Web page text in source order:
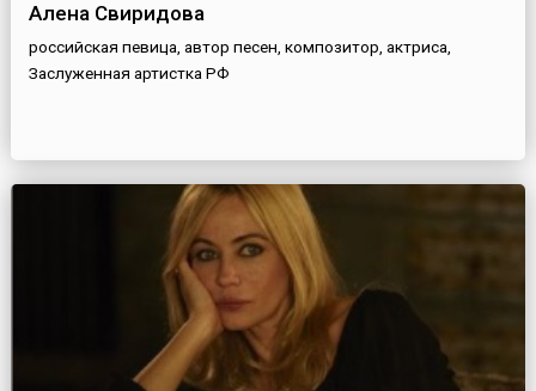
Алена Свиридова
российская певица, автор песен, композитор, актриса,
Заслуженная артистка РФ